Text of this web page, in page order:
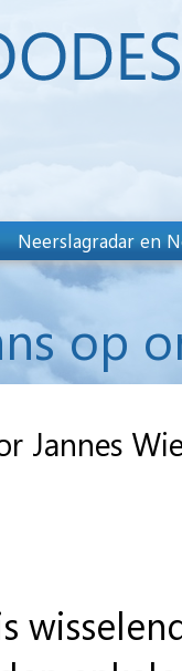
Neerslagradar en
op
Jannes